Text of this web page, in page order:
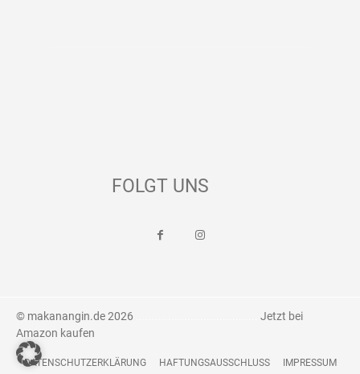
FOLGT UNS
© makanangin.de 2026
Jetzt bei
Amazon kaufen
DATENSCHUTZERKLÄRUNG HAFTUNGSAUSSCHLUSS IMPRESSUM